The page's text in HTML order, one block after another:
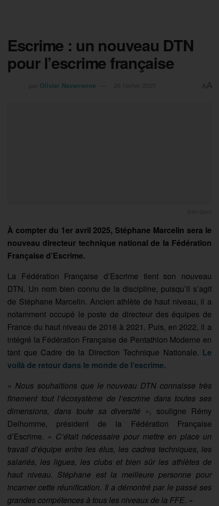
Escrime : un nouveau DTN
pour l’escrime française
Olivier Navarranne AA
À compter du 1er avril 2025, Stéphane Marcelin sera le
nouveau directeur technique national de la Fédération
Française d’Escrime.
La Fédération Française d’Escrime tient son nouveau
DTN. Un nom bien connu de la discipline, puisqu’il s’agit
de Stéphane Marcelin. Ancien athlète de haut niveau, il a
notamment occupé le poste de directeur des équipes de
France du haut niveau de 2016 à 2021. Puis, en 2022, il a
intégré la Fédération Française de Pentathlon Moderne en
tant que Cadre de la Direction Technique Nationale. Le
voilà de retour dans le monde de l’escrime.
« Nous souhaitions que le nouveau DTN connaisse très
finement tout l’écosystème de l’escrime dans toutes ses
dimensions, dans toute sa diversité », souligne Rémy
Delhomme, président de la Fédération Française
d’Escrime. « C’était nécessaire pour mettre en place un
travail d’équipe entre les élus, les cadres techniques, les
salariés, les ligues, les clubs et bien sûr les athlètes de
haut niveau. Stéphane est la meilleure personne pour
incarner cette réunification. Il a démontré par le passé ses
grandes compétences à tous les niveaux de la FFE. »